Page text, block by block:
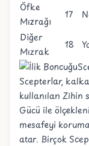
Öfke
Mızrağı
17
Diğer
Mızrak
18
Scepterlar,
kullanılan Zihin
Gücü ile
mesafeyi
atar. Birçok